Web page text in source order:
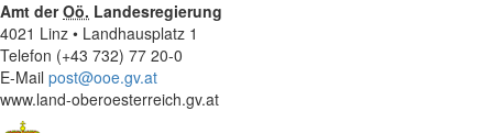
Amt derOö. Landesregierung
4021 Linz • Landhausplatz 1
Telefon (+43 732) 77 20-0
E-Mail post@ooe.gv.at
www.land-oberoesterreich.gv.at